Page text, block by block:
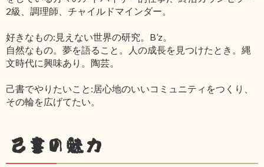
2級、調理師、チャイルドマインダー。
好きなもの:見えない世界の研究。B’z。
自然なもの。夢を語ること。人の成長を見つけたとき。縄
文時代に興味あり。陶芸。
己書でやりたいこと:居心地のいいコミュニティをつくり、
その輪を広げてたい。
己書の魅力